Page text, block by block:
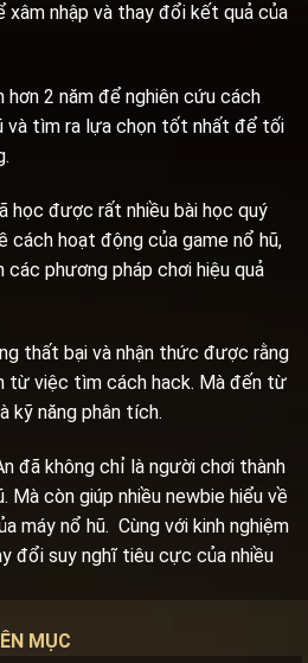
nhập và thay đổi kết quả của
hơn 2 năm để nghiên cứu cách
và tìm ra lựa chọn tốt nhất để tối
học được rất nhiều bài học quý
cách hoạt động của game nổ hũ,
phương pháp chơi hiệu quả
thất bại và nhận thức được rằng
từ việc tìm cách hack. Mà đến từ
kỹ năng phân tích.
đã không chỉ là người chơi thành
Mà còn giúp nhiều newbie hiểu về
máy nổ hũ. Cùng với kinh nghiệm
đổi suy nghĩ tiêu cực của nhiều
MỤC